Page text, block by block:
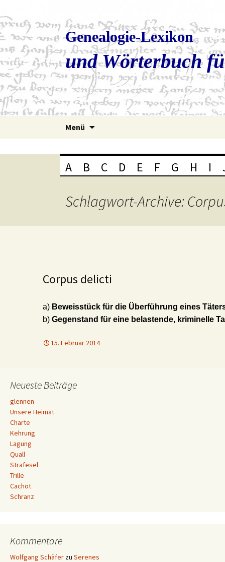
Genealogie-Lexikon
und Wörterbuch
Menü
A B C D E F G H I
Schlagwort-Archive:
Corpus delicti
a) Beweisstück für die Überführung eines
b) Gegenstand für eine belastende, kriminelle
15. Februar 2014
Neueste Beiträge
glennen
Unsere Heimat
Charte
Kehrung
Lagung
Quall
Strafesel
Trille
Cachot
Schranz
Kommentare
Wolfgang Schäfer zu Serenes